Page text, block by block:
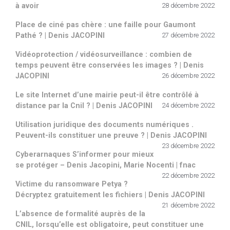
à avoir
28 décembre 2022
Place de ciné pas chère : une faille pour Gaumont
Pathé ? | Denis JACOPINI
27 décembre 2022
Vidéoprotection / vidéosurveillance : combien de
temps peuvent être conservées les images ? | Denis
JACOPINI
26 décembre 2022
Le site Internet d’une mairie peut-il être contrôlé à
distance par la Cnil ? | Denis JACOPINI
24 décembre 2022
Utilisation juridique des documents numériques .
Peuvent-ils constituer une preuve ? | Denis JACOPINI
23 décembre 2022
Cyberarnaques S’informer pour mieux
se protéger – Denis Jacopini, Marie Nocenti | fnac
22 décembre 2022
Victime du ransomware Petya ?
Décryptez gratuitement les fichiers | Denis JACOPINI
21 décembre 2022
L’absence de formalité auprès de la
CNIL, lorsqu’elle est obligatoire, peut constituer une